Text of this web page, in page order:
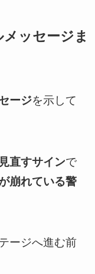
ッセージま
ージを示して
直すサインで
崩れている警
ージへ進む前